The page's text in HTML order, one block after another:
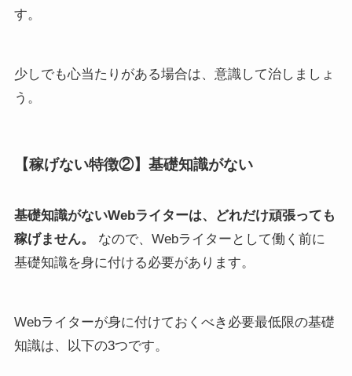
す。
少しでも心当たりがある場合は、意識して治しましょ
う。
【稼げない特徴②】基礎知識がない
基礎知識がないWebライターは、どれだけ頑張っても
稼げません。
なので、Webライターとして働く前に
基礎知識を身に付ける必要があります。
Webライターが身に付けておくべき必要最低限の基礎
知識は、以下の3つです。